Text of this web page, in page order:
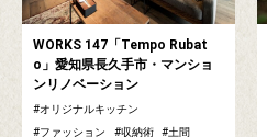
WORKS 147「Tempo Rubat
o」愛知県長久手市・マンショ
ンリノベーション
オリジナルキッチン
ファッション
収納術
土間